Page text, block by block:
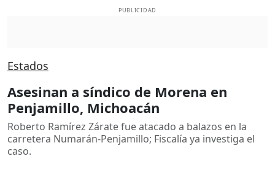
PUBLICIDAD
Estados
Asesinan a síndico de Morena en
Penjamillo, Michoacán
Roberto Ramírez Zárate fue atacado a balazos en la
carretera Numarán-Penjamillo; Fiscalía ya investiga el
caso.